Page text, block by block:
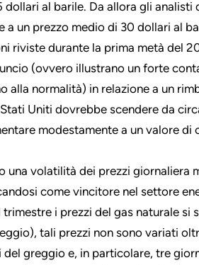
al barile. Da allora gli analisti
un prezzo medio di 30 dollari al
riviste durante la prima metà del
(ovvero illustrano un forte
normalità) in relazione a un
Uniti dovrebbe scendere da
modestamente a un valore di
una volatilità dei prezzi giornaliera
come vincitore nel settore
i prezzi del gas naturale si
tali prezzi non sono variati
greggio e, in particolare, tre